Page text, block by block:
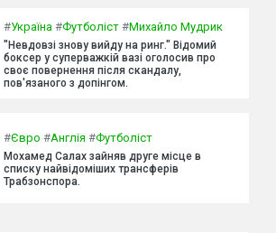
#Україна #Футболіст #Михайло Мудрик
"Невдовзі знову вийду на ринг." Відомий
боксер у суперважкій вазі оголосив про
своє повернення після скандалу,
пов'язаного з допінгом.
#Євро #Англія #Футболіст
Мохамед Салах зайняв друге місце в
списку найвідоміших трансферів
Трабзонспора.